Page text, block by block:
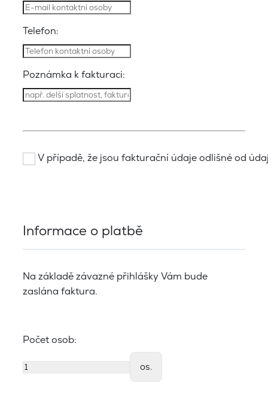
Telefon:
Poznámka k fakturaci:
V případě, že jsou fakturační údaje odlišné od
Informace o platbě
Na základě závazné přihlášky Vám bude
zaslána faktura.
Počet osob:
os.